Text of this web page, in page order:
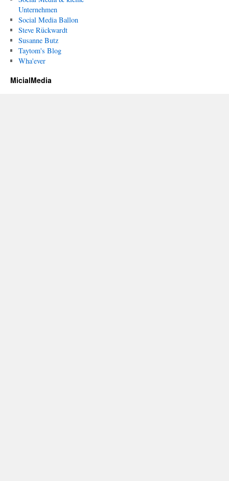
Unternehmen
Social Media Ballon
Steve Rückwardt
Susanne Butz
Taytom's Blog
Wha'ever
MicialMedia